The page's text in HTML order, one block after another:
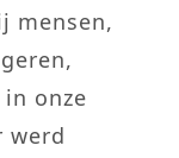
mensen,
onze
werd